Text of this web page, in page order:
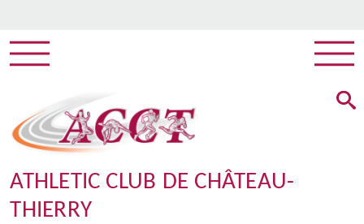
ATHLETIC CLUB DE CHÂTEAU-
THIERRY